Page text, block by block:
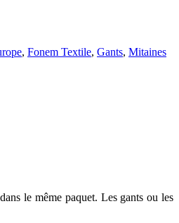
, Fonem Textile, Gants, Mitaines
le même paquet. Les gants ou les